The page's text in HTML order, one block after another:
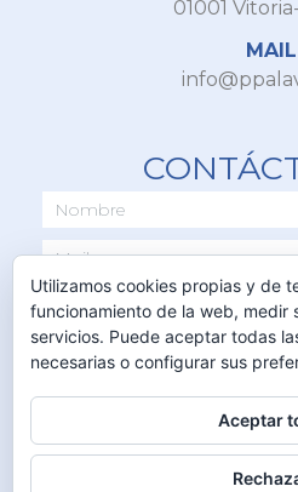
01001
MAIL
Utilizamos cookies propias y de
funcionamiento de la web, medir
servicios. Puede aceptar todas
necesarias o configurar sus
Aceptar